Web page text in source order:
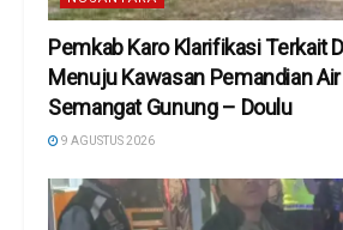
Pemkab Karo Klarifikasi Terkait
Menuju Kawasan Pemandian
Semangat Gunung – Doulu ‎
9 AGUSTUS 2026